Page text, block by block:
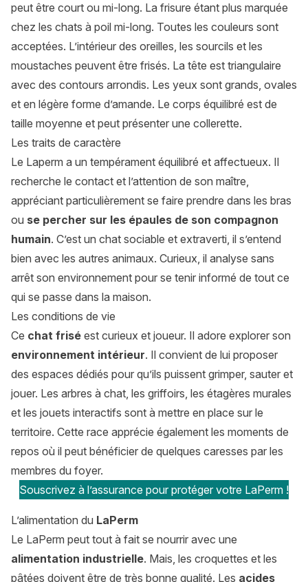
peut être court ou mi-long. La frisure étant plus marquée
chez les chats à poil mi-long. Toutes les couleurs sont
acceptées. L’intérieur des oreilles, les sourcils et les
moustaches peuvent être frisés. La tête est triangulaire
avec des contours arrondis. Les yeux sont grands, ovales
et en légère forme d’amande. Le corps équilibré est de
taille moyenne et peut présenter une collerette.
Les traits de caractère
Le Laperm a un tempérament équilibré et affectueux. Il
recherche le contact et l’attention de son maître,
appréciant particulièrement se faire prendre dans les bras
ou se percher sur les épaules de son compagnon
humain. C’est un chat sociable et extraverti, il s’entend
bien avec les autres animaux. Curieux, il analyse sans
arrêt son environnement pour se tenir informé de tout ce
qui se passe dans la maison.
Les conditions de vie
Ce chat frisé est curieux et joueur. Il adore explorer son
environnement intérieur. Il convient de lui proposer
des espaces dédiés pour qu’ils puissent grimper, sauter et
jouer. Les arbres à chat, les griffoirs, les étagères murales
et les jouets interactifs sont à mettre en place sur le
territoire. Cette race apprécie également les moments de
repos où il peut bénéficier de quelques caresses par les
membres du foyer.
Souscrivez à l’assurance pour protéger votre LaPerm !
L’alimentation du LaPerm
Le LaPerm peut tout à fait se nourrir avec une
alimentation industrielle. Mais, les croquettes et les
pâtées doivent être de très bonne qualité. Les acides